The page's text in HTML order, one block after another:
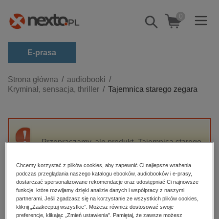
Pokaż/schowaj
wyszukiwarkę
0
E-prasa
Kategorie
Zobacz wszystkie E-prasa
budownictwo, aranżacja wnętrz
darmowe wydania
edukacja
hobby, sport, rozrywka
komputery, internet, technologie, informatyka
Strona główna
audiobooki
Kryminał, sensacja, thriller
Tajemnica starego zegara
Przepraszamy, ale produkt „Tajemnica starego
High-contrast mode
Polecane
Chcemy korzystać z plików cookies, aby zapewnić Ci najlepsze wrażenia
podczas przeglądania naszego katalogu ebooków, audiobooków i e-prasy,
dostarczać spersonalizowane rekomendacje oraz udostępniać Ci najnowsze
funkcje, które rozwijamy dzięki analizie danych i współpracy z naszymi
partnerami. Jeśli zgadzasz się na korzystanie ze wszystkich plików cookies,
kliknij „Zaakceptuj wszystkie”. Możesz również dostosować swoje
preferencje, klikając „Zmień ustawienia”. Pamiętaj, że zawsze możesz